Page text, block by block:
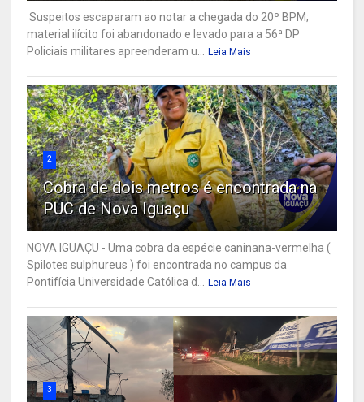
Suspeitos escaparam ao notar a chegada do 20º BPM;
material ilícito foi abandonado e levado para a 56ª DP
Policiais militares apreenderam u... Leia Mais
2
Cobra de dois metros é encontrada na
PUC de Nova Iguaçu
NOVA IGUAÇU - Uma cobra da espécie caninana-vermelha (
Spilotes sulphureus ) foi encontrada no campus da
Pontifícia Universidade Católica d... Leia Mais
3